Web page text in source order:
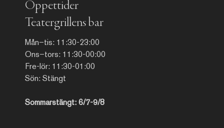
Öppettider
Teatergrillens bar
Mån–tis: 11:30-23:00
Ons–tors: 11:30-00:00
Fre-lör: 11:30-01:00
Sön: Stängt
Sommarstängt: 6/7-9/8